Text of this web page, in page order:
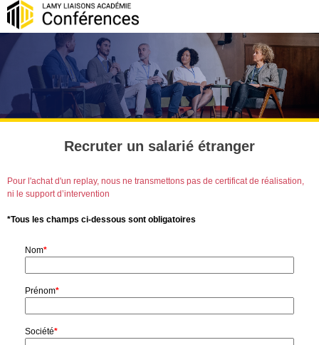
Recruter un salarié étranger
Pour l'achat d'un replay, nous ne transmettons pas de certificat de réalisation,
ni le support d’intervention
*Tous les champs ci-dessous sont obligatoires
Nom*
Prénom*
Société*